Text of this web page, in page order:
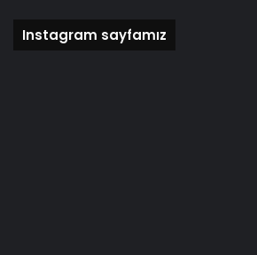
Instagram sayfamız